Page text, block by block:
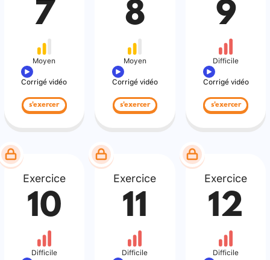
7
Moyen
Corrigé vidéo
s'exercer
8
Moyen
Corrigé vidéo
s'exercer
9
Difficile
Corrigé vidéo
s'exercer
Exercice
10
Difficile
Exercice
11
Difficile
Exercice
12
Difficile